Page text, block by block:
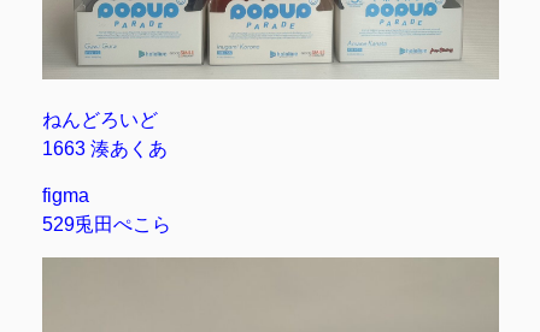
ねんどろいど
1663 湊あくあ
figma
529兎田ぺこら